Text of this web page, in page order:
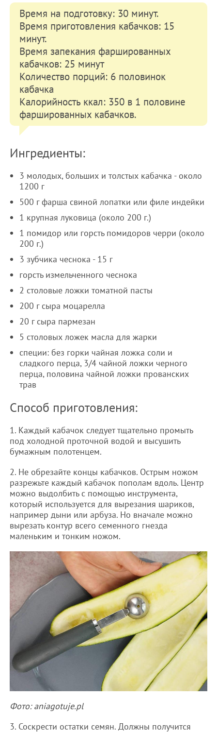
Время на подготовку: 30 минут.
Время приготовления кабачков: 15
минут.
Время запекания фаршированных
кабачков: 25 минут
Количество порций: 6 половинок
кабачка
Калорийность ккал: 350 в 1 половине
фаршированных кабачков.
Ингредиенты:
3 молодых, больших и толстых кабачка - около
1200 г
500 г фарша свиной лопатки или филе индейки
1 крупная луковица (около 200 г.)
1 помидор или горсть помидоров черри (около
200 г.)
3 зубчика чеснока - 15 г
горсть измельченного чеснока
2 столовые ложки томатной пасты
200 г сыра моцарелла
20 г сыра пармезан
5 столовых ложек масла для жарки
специи: без горки чайная ложка соли и
сладкого перца, 3/4 чайной ложки черного
перца, половина чайной ложки прованских
трав
Способ приготовления:
1. Каждый кабачок следует тщательно промыть
под холодной проточной водой и высушить
бумажным полотенцем.
2. Не обрезайте концы кабачков. Острым ножом
разрежьте каждый кабачок пополам вдоль. Центр
можно выдолбить с помощью инструмента,
который используется для вырезания шариков,
например дыни или арбуза. Но вначале можно
вырезать контур всего семенного гнезда
маленьким и тонким ножом.
Фото: aniagotuje.pl
3. Соскрести остатки семян. Должны получится